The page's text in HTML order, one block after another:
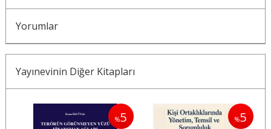
Yorumlar
Yayınevinin Diğer Kitapları
%5 %5